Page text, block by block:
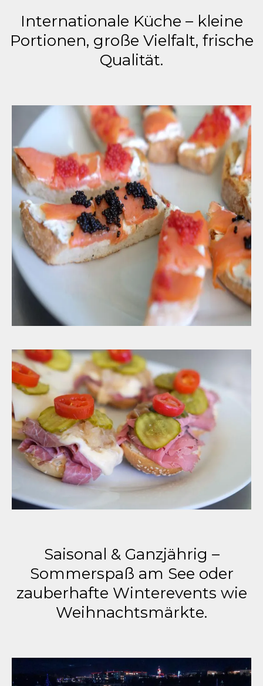
Internationale Küche – kleine
Portionen, große Vielfalt, frische
Qualität.
Saisonal & Ganzjährig –
Sommerspaß am See oder
zauberhafte Winterevents wie
Weihnachtsmärkte.